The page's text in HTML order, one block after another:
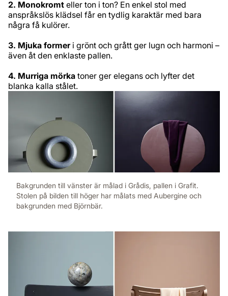
2. Monokromt eller ton i ton? En enkel stol med
anspråkslös klädsel får en tydlig karaktär med bara
några få kulörer.
3. Mjuka former i grönt och grått ger lugn och harmoni –
även åt den enklaste pallen.
4. Murriga mörka toner ger elegans och lyfter det
blanka kalla stålet.
Bakgrunden till vänster är målad i Grådis, pallen i Grafit.
Stolen på bilden till höger har målats med Aubergine och
bakgrunden med Björnbär.